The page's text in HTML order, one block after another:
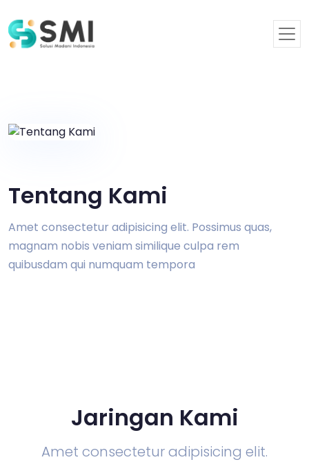
Tentang Kami
Amet consectetur adipisicing elit. Possimus quas,
magnam nobis veniam similique culpa rem
quibusdam qui numquam tempora
Jaringan Kami
Amet consectetur adipisicing elit.